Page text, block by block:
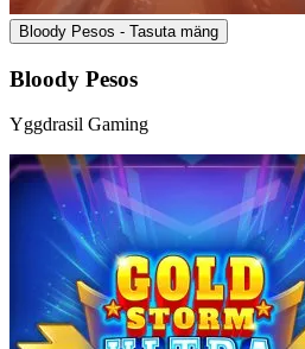
Bloody Pesos - Tasuta mäng
Bloody Pesos
Yggdrasil Gaming